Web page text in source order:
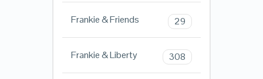
Frankie & Friends 29
Frankie & Liberty 308